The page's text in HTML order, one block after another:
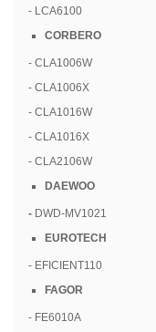
- LCA6100
CORBERO
- CLA1006W
- CLA1006X
- CLA1016W
- CLA1016X
- CLA2106W
DAEWOO
- DWD-MV1021
EUROTECH
- EFICIENT110
FAGOR
- FE6010A